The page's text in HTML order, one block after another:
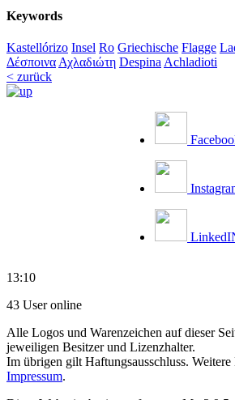
Keywords
Kastellórizo Insel Ro Griechische Flagge
Δέσποινα Αχλαδιώτη Despina Achladioti
< zurück
13:10
43 User online
Alle Logos und Warenzeichen auf dieser
jeweiligen Besitzer und Lizenzhalter.
Im übrigen gilt Haftungsausschluss.
Impressum.